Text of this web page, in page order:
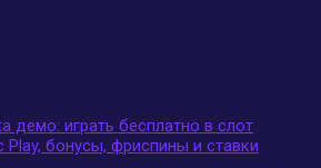
демо: играть бесплатно в слот
Play, бонусы, фриспины и ставки